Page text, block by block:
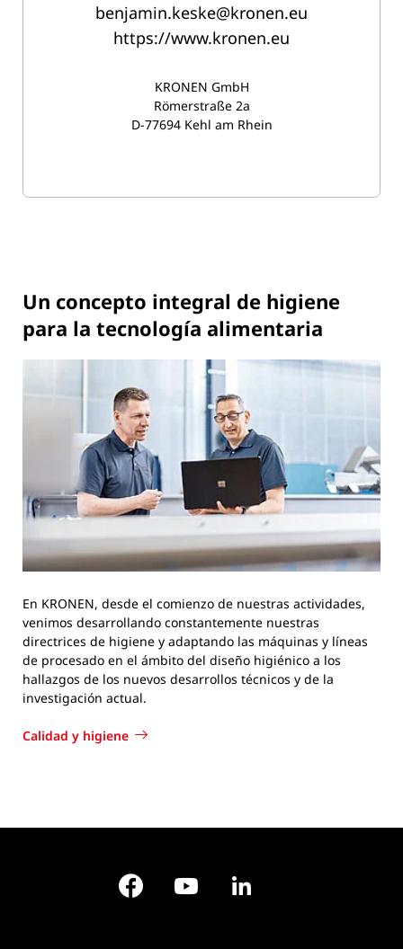
benjamin.keske@kronen.eu
https://www.kronen.eu
KRONEN GmbH
Römerstraße 2a
D-77694 Kehl am Rhein
Un concepto integral de higiene
para la tecnología alimentaria
En KRONEN, desde el comienzo de nuestras actividades,
venimos desarrollando constantemente nuestras
directrices de higiene y adaptando las máquinas y líneas
de procesado en el ámbito del diseño higiénico a los
hallazgos de los nuevos desarrollos técnicos y de la
investigación actual.
Calidad y higiene
FacebookYouTube